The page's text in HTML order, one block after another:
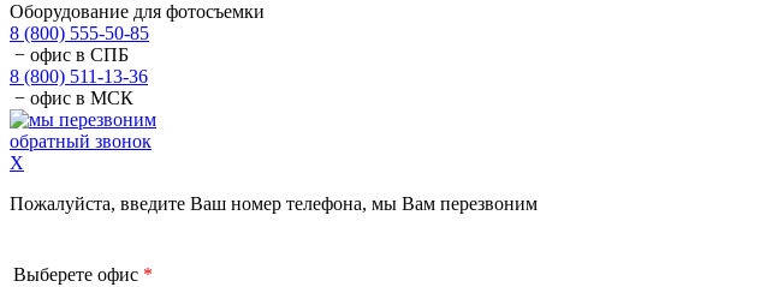
Оборудование для фотосъемки
8 (800) 555-50-85
− офис в СПБ
8 (800) 511-13-36
− офис в МСК
обратный звонок
X
Пожалуйста, введите Ваш номер телефона, мы Вам перезвоним
Выберете офис *